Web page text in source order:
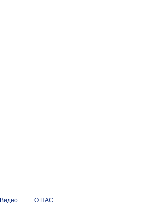
Видео
О НАС